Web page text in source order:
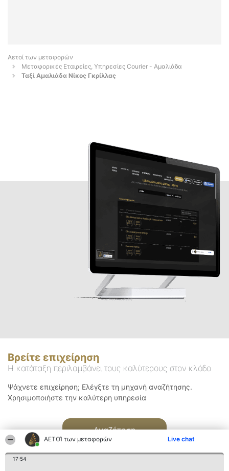
ΑΕΤΟΊ των μεταφορών Live chat
17:54
Αετοί των μεταφορών
Μεταφορικές Εταιρείες, Υπηρεσίες Courier - Αμαλιάδα
Ταξί Αμαλιάδα Νίκος Γκρίλλας
Βρείτε επιχείρηση
Η κατάταξη περιλαμβάνει τους καλύτερους στον κλάδο
Ψάχνετε επιχείρηση; Ελέγξτε τη μηχανή αναζήτησης.
Χρησιμοποιήστε την καλύτερη υπηρεσία
Αναζήτηση